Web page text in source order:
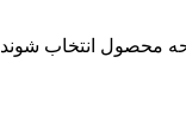
محصول انتخاب شوند